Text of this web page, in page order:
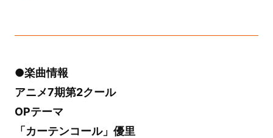
●楽曲情報
アニメ7期第2クール
OPテーマ
「カーテンコール」優里